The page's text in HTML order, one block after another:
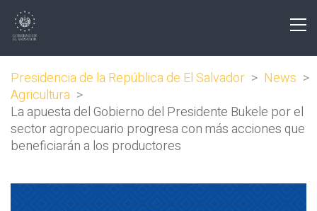
Presidencia de la República de El Salvador > News >
Agricultura >
La apuesta del Gobierno del Presidente Bukele por el
sector agropecuario progresa con más acciones que
beneficiarán a los productores